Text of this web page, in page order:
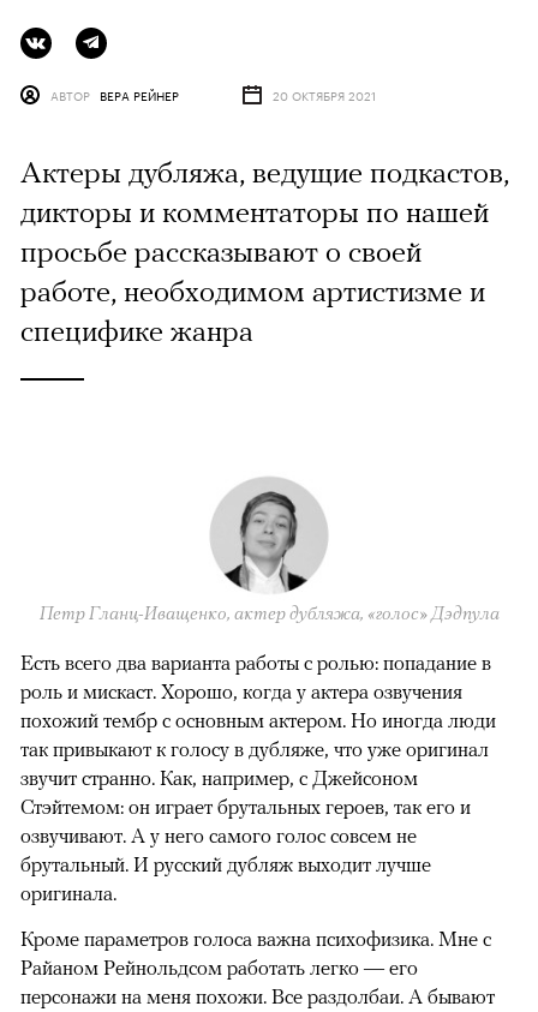
АВТОР ВЕРА РЕЙНЕР 20 ОКТЯБРЯ 2021
Актеры дубляжа, ведущие подкастов,
дикторы и комментаторы по нашей
просьбе рассказывают о своей
работе, необходимом артистизме и
специфике жанра
Петр Гланц-Иващенко, актер дубляжа, «голос» Дэдпула
Есть всего два варианта работы с ролью: попадание в
роль и мискаст. Хорошо, когда у актера озвучения
похожий тембр с основным актером. Но иногда люди
так привыкают к голосу в дубляже, что уже оригинал
звучит странно. Как, например, с Джейсоном
Стэйтемом: он играет брутальных героев, так его и
озвучивают. А у него самого голос совсем не
брутальный. И русский дубляж выходит лучше
оригинала.
Кроме параметров голоса важна психофизика. Мне с
Райаном Рейнольдсом работать легко — его
персонажи на меня похожи. Все раздолбаи. А бывают